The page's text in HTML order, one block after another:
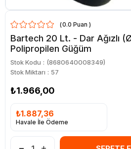
0.0
Bartech 20 Lt. - Dar Ağızlı
Polipropilen Güğüm
Stok Kodu
(8680640008349)
Stok Miktarı : 57
₺1.966,00
₺1.887,36
Havale İle Ödeme